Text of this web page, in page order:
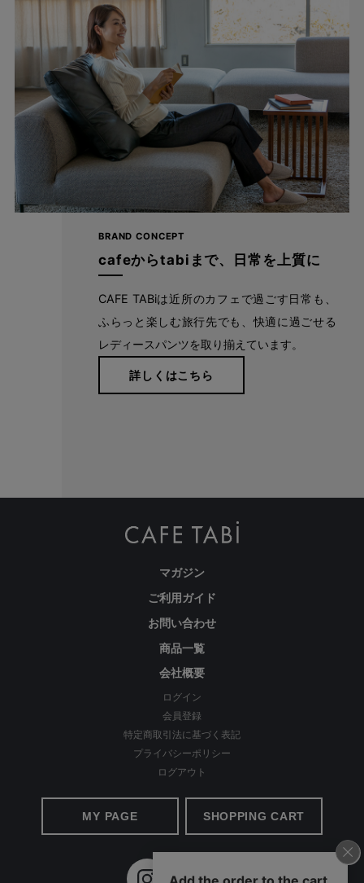
ウエスト総ゴムで窮屈さ知らず
ウエストは総ゴム仕様で、深めの股上がお腹や背中をすっぽり包
BRAND CONCEPT
cafeからtabiまで、日常を上質に
CAFE TABiは近所のカフェで過ごす日常も、
ふらっと楽しむ旅行先でも、快適に過ごせる
レディースパンツを取り揃えています。
詳しくはこちら
マガジン
ご利用ガイド
お問い合わせ
商品一覧
会社概要
ログイン
会員登録
特定商取引法に基づく表記
プライバシーポリシー
ログアウト
MY PAGE SHOPPING CART